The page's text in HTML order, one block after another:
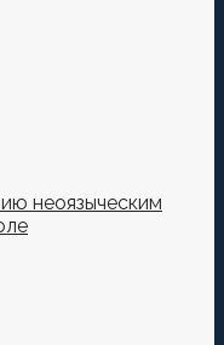
неоязыческим